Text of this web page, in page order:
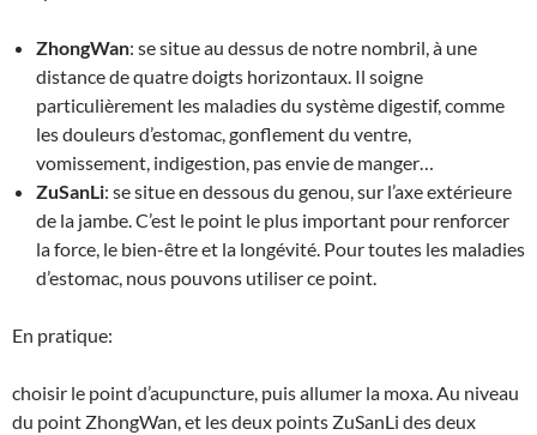
ZhongWan: se situe au dessus de notre nombril, à une
distance de quatre doigts horizontaux. Il soigne
particulièrement les maladies du système digestif, comme
les douleurs d’estomac, gonflement du ventre,
vomissement, indigestion, pas envie de manger…
ZuSanLi: se situe en dessous du genou, sur l’axe extérieure
de la jambe. C’est le point le plus important pour renforcer
la force, le bien-être et la longévité. Pour toutes les maladies
d’estomac, nous pouvons utiliser ce point.
En pratique:
choisir le point d’acupuncture, puis allumer la moxa. Au niveau
du point ZhongWan, et les deux points ZuSanLi des deux